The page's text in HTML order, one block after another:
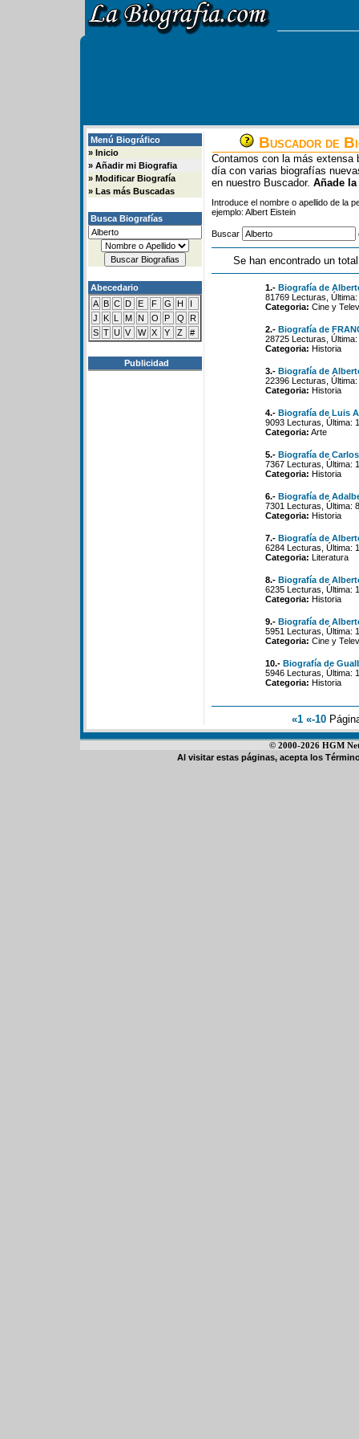
Menú Biográfico
» Inicio
» Añadir mi Biografia
» Modificar Biografía
» Las más Buscadas
Busca Biografías
Abecedario
A B C D E F G H
I
J
K L M N O P Q
R
S T U V W X Y Z #
Publicidad
Buscador de
Contamos con la más extensa
día con varias biografías
en nuestro Buscador. Añade
Introduce el nombre o apellido de la
ejemplo: Albert Eistein
Buscar
Se han encontrado un
1.- Biografía de
81769 Lecturas,
Categoria: Cine y
2.- Biografía de
28725 Lecturas,
Categoria: Historia
3.- Biografía de
22396 Lecturas,
Categoria: Historia
4.- Biografía de Luis
9093 Lecturas, Última:
Categoria: Arte
5.- Biografía de
7367 Lecturas, Última:
Categoria: Historia
6.- Biografía de
7301 Lecturas, Última:
Categoria: Historia
7.- Biografía de
6284 Lecturas, Última:
Categoria: Literatura
8.- Biografía de
6235 Lecturas, Última:
Categoria: Historia
9.- Biografía de
5951 Lecturas, Última:
Categoria: Cine y
10.- Biografía de
5946 Lecturas, Última:
Categoria: Historia
«1 «-10
© 2000-2026 HGM
Al visitar estas páginas, acepta los